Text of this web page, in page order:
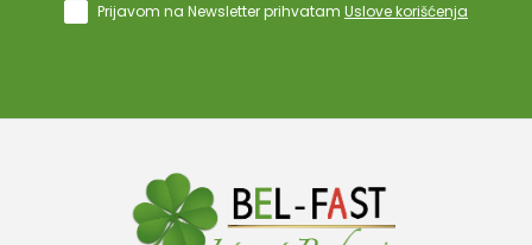
Prijavom na Newsletter prihvatam Uslove korišćenja